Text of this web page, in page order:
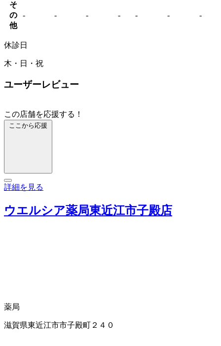
そ
の
他
- - - - - - -
休診日
木・日・祝
ユーザーレビュー
この店舗を応援する！
ここから応援
詳細を見る
ウエルシア薬局東近江市子殿店
薬局
滋賀県東近江市市子殿町２４０